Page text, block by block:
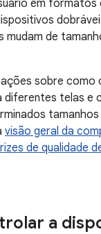
em
mudam de
sobre como
telas e
visão geral da
de qualidade
a